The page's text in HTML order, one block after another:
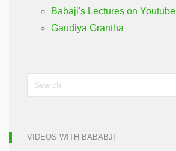
Babaji's Lectures on Youtube
Gaudiya Grantha
VIDEOS WITH BABABJI